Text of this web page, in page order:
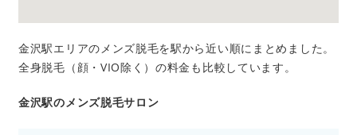
金沢駅エリアのメンズ脱毛を駅から近い順にまとめました。
全身脱毛（顔・VIO除く）の料金も比較しています。
金沢駅のメンズ脱毛サロン